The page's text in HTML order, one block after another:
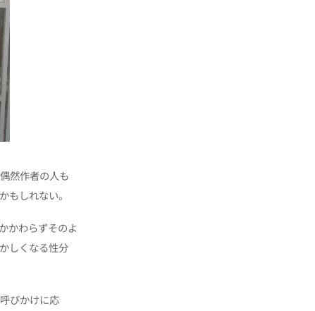
然作者の人も
もしれない。
かわらずそのよ
しくなる性分
びかけに応